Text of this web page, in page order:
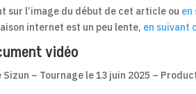
sur l’image du début de cet article ou en
internet est un peu lente, en suivant
vidéo
Sizun – Tournage le 13 juin 2025 –